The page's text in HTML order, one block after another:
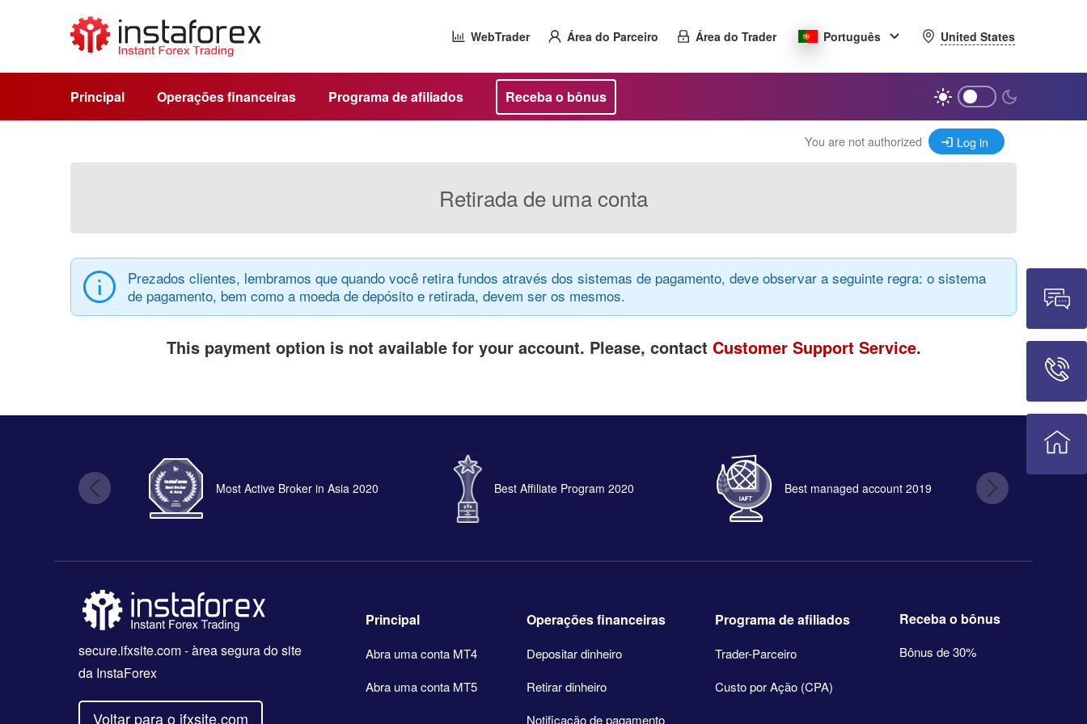
WebTrader Área do Parceiro Área do Trader Português United States
Principal Operações financeiras Programa de afiliados Receba o bônus
You are not authorized Log in
Retirada de uma conta
Prezados clientes, lembramos que quando você retira fundos através dos sistemas de pagamento, deve observar a seguinte regra: o sistema
de pagamento, bem como a moeda de depósito e retirada, devem ser os mesmos.
This payment option is not available for your account. Please, contact Customer Support Service.
Most Active Broker in Asia 2020 Best Affiliate Program 2020 Best managed account 2019
secure.ifxsite.com- àrea segura do site
da InstaForex
Voltar para o ifxsite.com
Principal
Abra uma conta MT4
Abra uma conta MT5
Operações financeiras
Depositar dinheiro
Retirar dinheiro
Notificação de pagamento
Programa de afiliados
Trader-Parceiro
Custo por Ação (CPA)
Receba o bônus
Bônus de 30%